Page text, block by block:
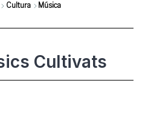
Cultura
Música
Cultivats